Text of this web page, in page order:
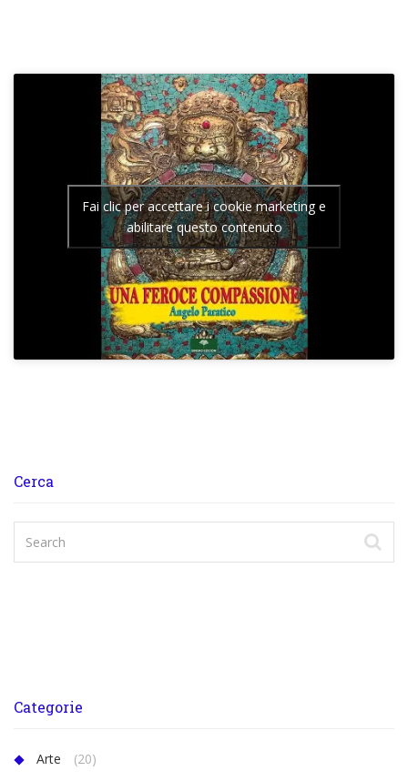
Fai clic per accettare i cookie marketing e
abilitare questo contenuto
Cerca
Categorie
Arte
(20)